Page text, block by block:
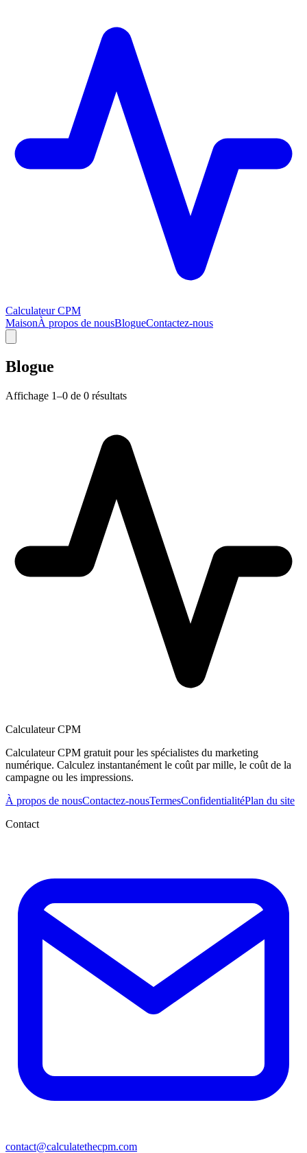
Calculateur CPM
MaisonÀ propos de nousBlogueContactez-nous
Blogue
Affichage 1–0 de 0 résultats
Calculateur CPM
Calculateur CPM gratuit pour les spécialistes du marketing
numérique. Calculez instantanément le coût par mille, le coût de la
campagne ou les impressions.
À propos de nousContactez-nousTermesConfidentialitéPlan du site
Contact
contact@calculatethecpm.com